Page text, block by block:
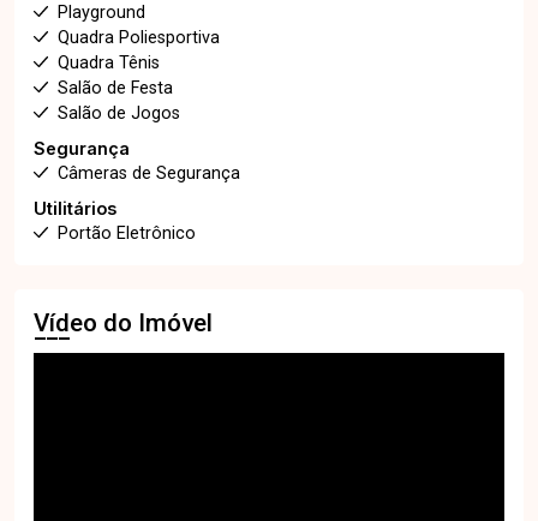
Playground
Quadra Poliesportiva
Quadra Tênis
Salão de Festa
Salão de Jogos
Segurança
Câmeras de Segurança
Utilitários
Portão Eletrônico
Vídeo do Imóvel